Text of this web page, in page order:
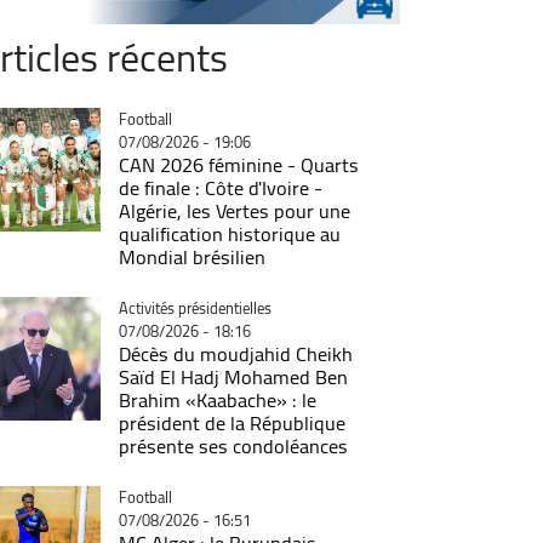
récents
Catégorie
Football
07/08/2026 - 19:06
CAN 2026 féminine - Quarts
de finale : Côte d'Ivoire -
Algérie, les Vertes pour une
qualification historique au
Mondial brésilien
Catégorie
Activités présidentielles
07/08/2026 - 18:16
Décès du moudjahid Cheikh
Saïd El Hadj Mohamed Ben
Brahim «Kaabache» : le
président de la République
présente ses condoléances
Catégorie
Football
07/08/2026 - 16:51